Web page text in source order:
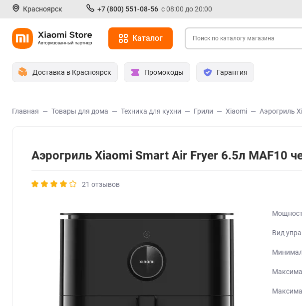
Красноярск +7 (800) 551-08-56 с 08:00 до 20:00
Каталог
Доставка в Красноярск Промокоды Гарантия
Главная Товары для дома Техника для кухни Грили Xiaomi Аэрогриль
Аэрогриль Xiaomi Smart Air Fryer 6.5л MAF10
21 отзывов
Вид